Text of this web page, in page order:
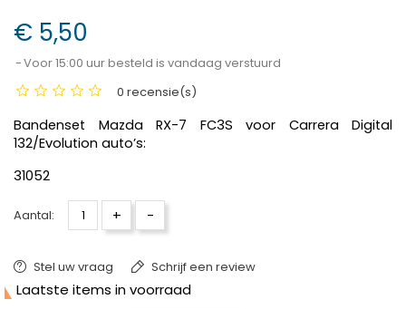
€ 5,50
Voor 15:00 uur besteld is vandaag verstuurd
0 recensie(s)
Bandenset Mazda RX-7 FC3S voor Carrera Digital
132/Evolution auto’s:
31052
Aantal: + -
Stel uw vraag Schrijf een review
Laatste items in voorraad